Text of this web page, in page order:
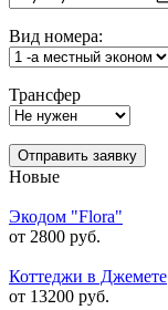
Вид номера:
Трансфер
Отправить заявку
Новые
Экодом "Flora"
от 2800 руб.
Коттеджи в Джемете
от 13200 руб.